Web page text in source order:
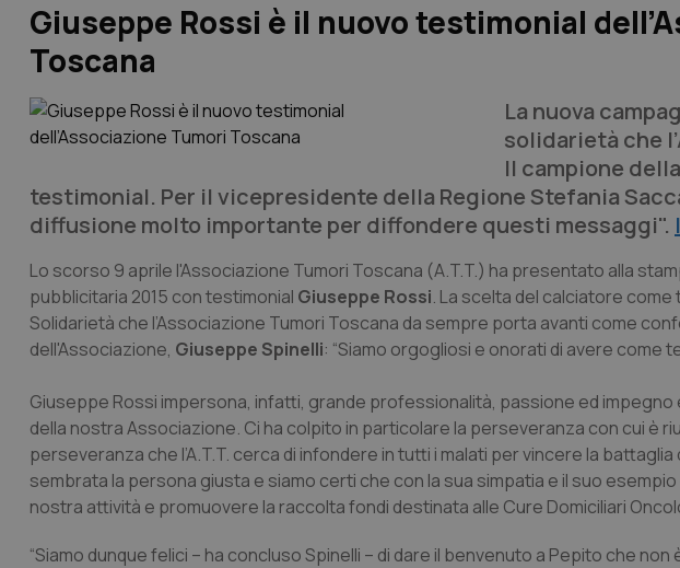
Giuseppe Rossi è il nuovo testimonial
Toscana
La nuova
solidarietà che
Il campione
testimonial. Per il vicepresidente della Regione Stefania
diffusione molto importante per diffondere questi messaggi".
Lo scorso 9 aprile l'Associazione Tumori Toscana (A.T.T.) ha presentato alla
pubblicitaria 2015 con testimonial Giuseppe Rossi. La scelta del calciatore
Solidarietà che l’Associazione Tumori Toscana da sempre porta avanti come
dell'Associazione, Giuseppe Spinelli: “Siamo orgogliosi e onorati di avere come
Giuseppe Rossi impersona, infatti, grande professionalità, passione ed
della nostra Associazione. Ci ha colpito in particolare la perseveranza con cui è
perseveranza che l’A.T.T. cerca di infondere in tutti i malati per vincere la
sembrata la persona giusta e siamo certi che con la sua simpatia e il suo
nostra attività e promuovere la raccolta fondi destinata alle Cure Domiciliari
“Siamo dunque felici – ha concluso Spinelli – di dare il benvenuto a Pepito che